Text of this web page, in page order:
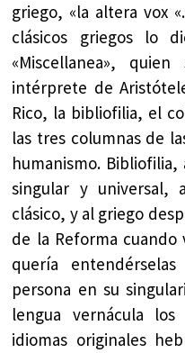
griego, «la altera vox
clásicos griegos lo
«Miscellanea»,
intérprete de
Rico, la bibliofilia, el
las tres columnas de
humanismo.
singular y universal,
clásico, y al griego
de la Reforma cuando
quería
persona en su
lengua vernácula
idiomas originales